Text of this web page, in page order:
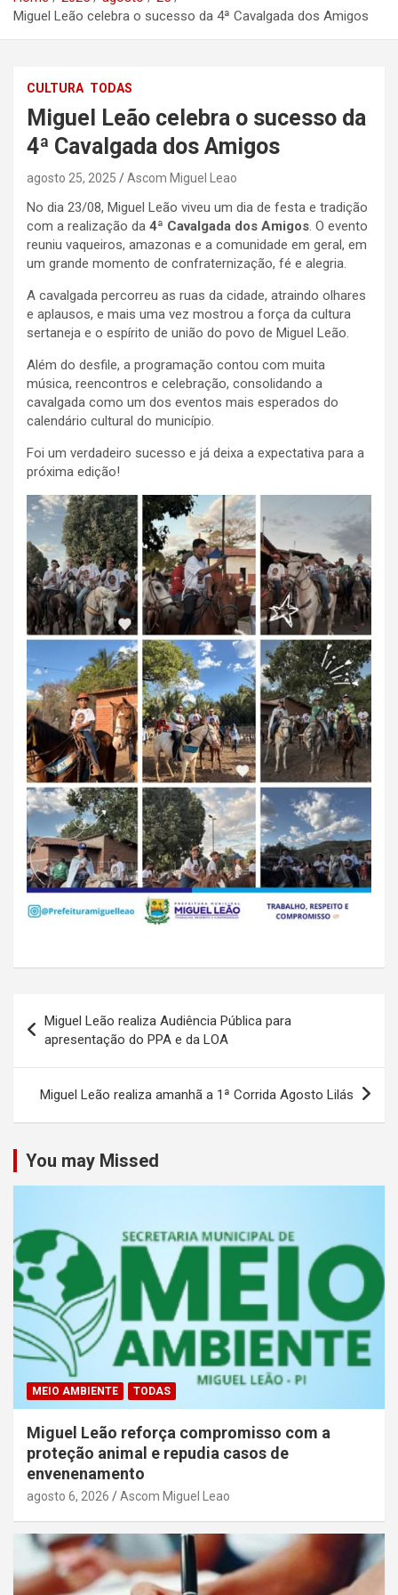
Miguel Leão celebra o sucesso da 4ª Cavalgada dos Amigos
CULTURA TODAS
Miguel Leão celebra o sucesso da
4ª Cavalgada dos Amigos
agosto 25, 2025 Ascom Miguel Leao
No dia 23/08, Miguel Leão viveu um dia de festa e tradição
com a realização da 4ª Cavalgada dos Amigos. O evento
reuniu vaqueiros, amazonas e a comunidade em geral, em
um grande momento de confraternização, fé e alegria.
A cavalgada percorreu as ruas da cidade, atraindo olhares
e aplausos, e mais uma vez mostrou a força da cultura
sertaneja e o espírito de união do povo de Miguel Leão.
Além do desfile, a programação contou com muita
música, reencontros e celebração, consolidando a
cavalgada como um dos eventos mais esperados do
calendário cultural do município.
Foi um verdadeiro sucesso e já deixa a expectativa para a
próxima edição!
de
Post
Miguel Leão realiza Audiência Pública para
apresentação do PPA e da LOA
Miguel Leão realiza amanhã a 1ª Corrida Agosto Lilás
You may Missed
MEIO AMBIENTE TODAS
Miguel Leão reforça compromisso com a
proteção animal e repudia casos de
envenenamento
agosto 6, 2026 Ascom Miguel Leao